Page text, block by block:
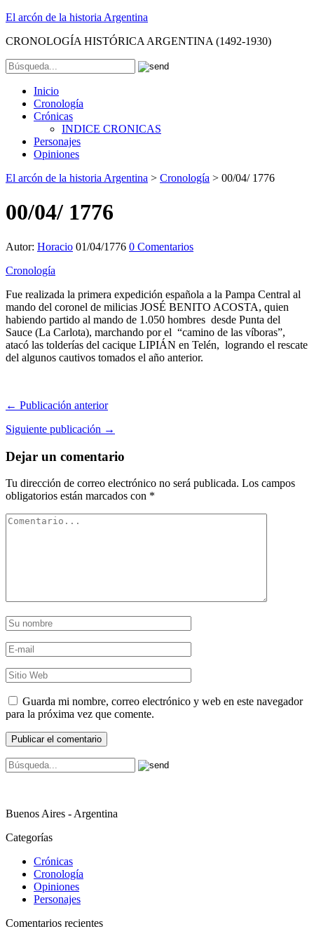
El arcón de la historia Argentina
CRONOLOGÍA HISTÓRICA ARGENTINA (1492-1930)
Inicio
Cronología
Crónicas
INDICE CRONICAS
Personajes
Opiniones
El arcón de la historia Argentina > Cronología > 00/04/ 1776
00/04/ 1776
Autor: Horacio 01/04/1776 0 Comentarios
Cronología
Fue realizada la primera expedición española a la Pampa Central al
mando del coronel de milicias JOSÉ BENITO ACOSTA, quien
habiendo partido al mando de 1.050 hombres desde Punta del
Sauce (La Carlota), marchando por el “camino de las víboras”,
atacó las tolderías del cacique LIPIÁN en Telén, logrando el rescate
del algunos cautivos tomados el año anterior.
← Publicación anterior
Siguiente publicación →
Dejar un comentario
Tu dirección de correo electrónico no será publicada. Los campos
obligatorios están marcados con *
Guarda mi nombre, correo electrónico y web en este navegador
para la próxima vez que comente.
Buenos Aires - Argentina
Categorías
Crónicas
Cronología
Opiniones
Personajes
Comentarios recientes